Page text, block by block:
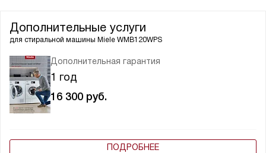
Дополнительные услуги
для стиральной машины Miele WMB120WPS
Дополнительная гарантия
1 год
16 300 руб.
ПОДРОБНЕЕ